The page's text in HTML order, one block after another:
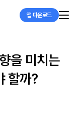
앱 다운로드
을 미치는
할까?